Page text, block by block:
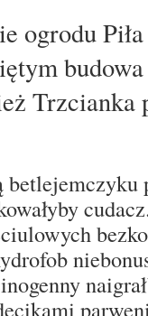
ogrodu
Trzcianka